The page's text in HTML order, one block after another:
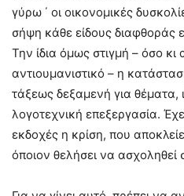
γύρω ΄ οι οικονομικές
σήψη κάθε είδους διαφθοράς
Την ίδια όμως στιγμή – όσο
αντιουμανιστικό – η
τάξεως δεξαμενή για θέματα,
λογοτεχνική επεξεργασία.
εκδοχές η κρίση, που
όποιον θελήσει να ασχοληθεί